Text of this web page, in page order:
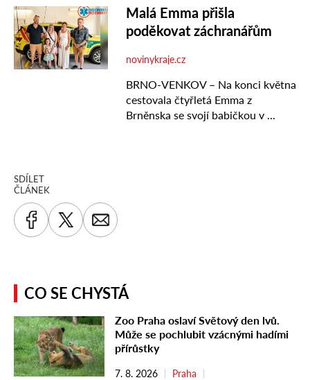
SDÍLET
ČLÁNEK
CO SE CHYSTÁ
Zoo Praha oslaví Světový den lvů.
Může se pochlubit vzácnými hadími
přírůstky
7. 8. 2026 Praha